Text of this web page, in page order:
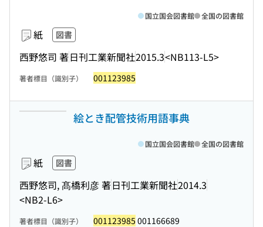
紙 図書
西野悠司 著日刊工業新聞社2015.3<NB113-L5>
国立国会図書館 全国の図書館
著者標目（識別子） 001123985
絵とき配管技術用語事典
紙 図書
西野悠司, 髙橋利彦 著日刊工業新聞社2014.3
<NB2-L6>
国立国会図書館 全国の図書館
著者標目（識別子） 001123985 001166689